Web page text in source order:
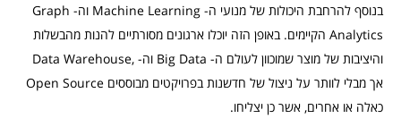
בנוסף להרחבת היכולות של מנועי ה- Machine Learning וה- Graph
Analytics הקיימים. באופן הזה יוכלו ארגונים מסורתיים להנות מהבשלות
אך מבלי לוותר על ניצול של חדשנות בפרויקטים מבוססים Open Source
כאלה או אחרים, אשר כן יצליחו.